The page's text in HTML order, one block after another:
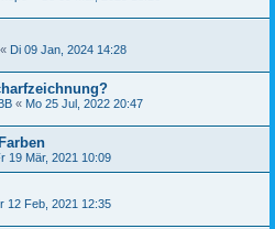
« Di 09 Jan, 2024 14:28
« Mo 25 Jul, 2022 20:47
19 Mär, 2021 10:09
12 Feb, 2021 12:35